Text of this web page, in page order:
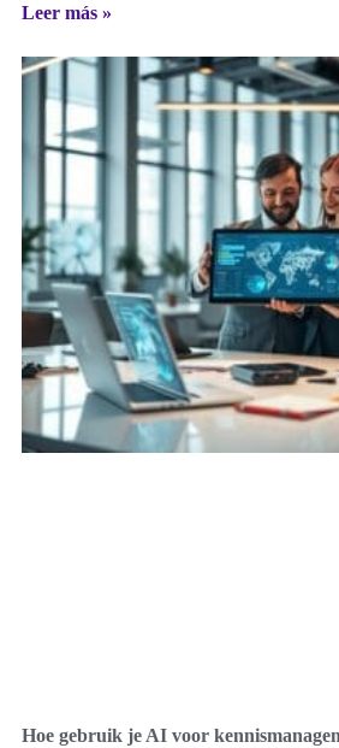
Leer más »
Hoe gebruik je AI voor